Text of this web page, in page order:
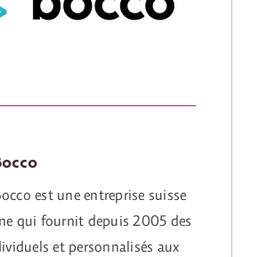
est une entreprise suisse
qui fournit depuis 2005 des
et personnalisés aux